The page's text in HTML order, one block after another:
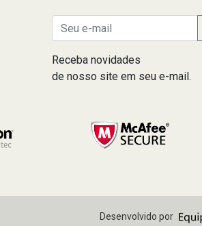
Receba novidades
de nosso site em seu e-mail.
Desenvolvido por